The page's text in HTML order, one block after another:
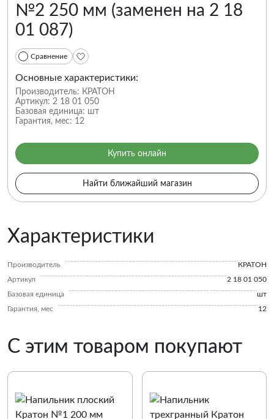
№2 250 мм (заменен на 2 18
01 087)
Сравнение
Основные характеристики:
Производитель: КРАТОН
Артикул: 2 18 01 050
Базовая единица: шт
Гарантия, мес: 12
Купить онлайн
Найти ближайший магазин
Характеристики
Производитель
КРАТОН
Артикул
2 18 01 050
Базовая единица
шт
Гарантия, мес
12
С этим товаром покупают